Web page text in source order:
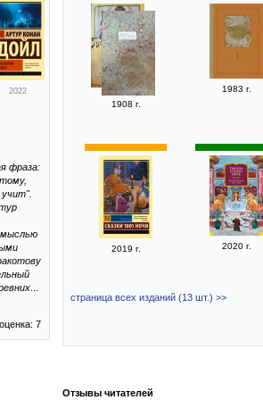
1908 г.
1983 г.
2019 г. 2020 г.
страница всех изданий (13 шт.) >>
Отзывы читателей
2022
фраза:
учит".
мыслью
оценка: 7